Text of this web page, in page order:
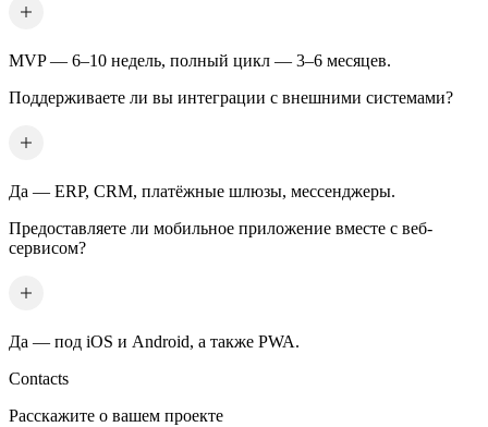
MVP — 6–10 недель, полный цикл — 3–6 месяцев.
Поддерживаете ли вы интеграции с внешними системами?
Да — ERP, CRM, платёжные шлюзы, мессенджеры.
Предоставляете ли мобильное приложение вместе с веб-
сервисом?
Да — под iOS и Android, а также PWA.
Contacts
Расскажите о вашем проекте